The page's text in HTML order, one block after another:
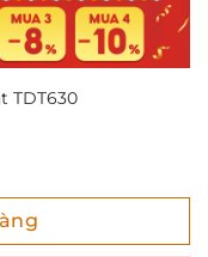
TDT630
TDT630 số lượng